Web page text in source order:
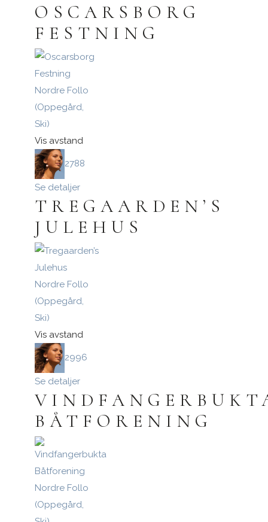
OSCARSBORG
FESTNING
Nordre Follo
(Oppegård,
Ski)
Vis avstand
2788
Se detaljer
TREGAARDEN’S
JULEHUS
Nordre Follo
(Oppegård,
Ski)
Vis avstand
2996
Se detaljer
BÅTFORENING
Nordre Follo
(Oppegård,